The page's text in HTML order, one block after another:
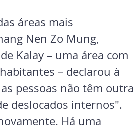
áreas mais
Nen Zo Mung,
Kalay – uma área com
– declarou à
pessoas não têm outra
deslocados internos".
Há uma